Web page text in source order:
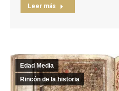
Leer más
Edad Media
Rincón de la historia